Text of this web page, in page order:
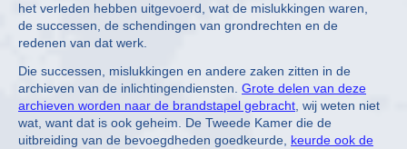
het verleden hebben uitgevoerd, wat de mislukkingen waren,
de successen, de schendingen van grondrechten en de
redenen van dat werk.
Die successen, mislukkingen en andere zaken zitten in de
archieven van de inlichtingendiensten. Grote delen van deze
archieven worden naar de brandstapel gebracht , wij weten niet
wat, want dat is ook geheim. De Tweede Kamer die de
uitbreiding van de bevoegdheden goedkeurde, keurde ook de